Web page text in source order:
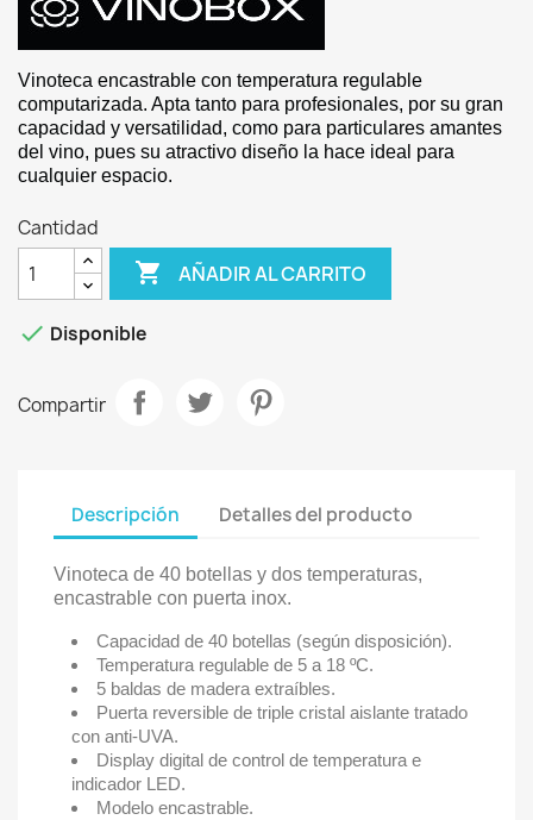
Vinoteca encastrable con temperatura regulable
computarizada. Apta tanto para profesionales, por su gran
capacidad y versatilidad, como para particulares amantes
del vino, pues su atractivo diseño la hace ideal para
cualquier espacio.
Cantidad
 AÑADIR AL CARRITO
 Disponible
Compartir
Descripción Detalles del producto
Vinoteca de 40 botellas y dos temperaturas,
encastrable con puerta inox.
Capacidad de 40 botellas (según disposición).
Temperatura regulable de 5 a 18 ºC.
5 baldas de madera extraíbles.
Puerta reversible de triple cristal aislante tratado
con anti-UVA.
Display digital de control de temperatura e
indicador LED.
Modelo encastrable.